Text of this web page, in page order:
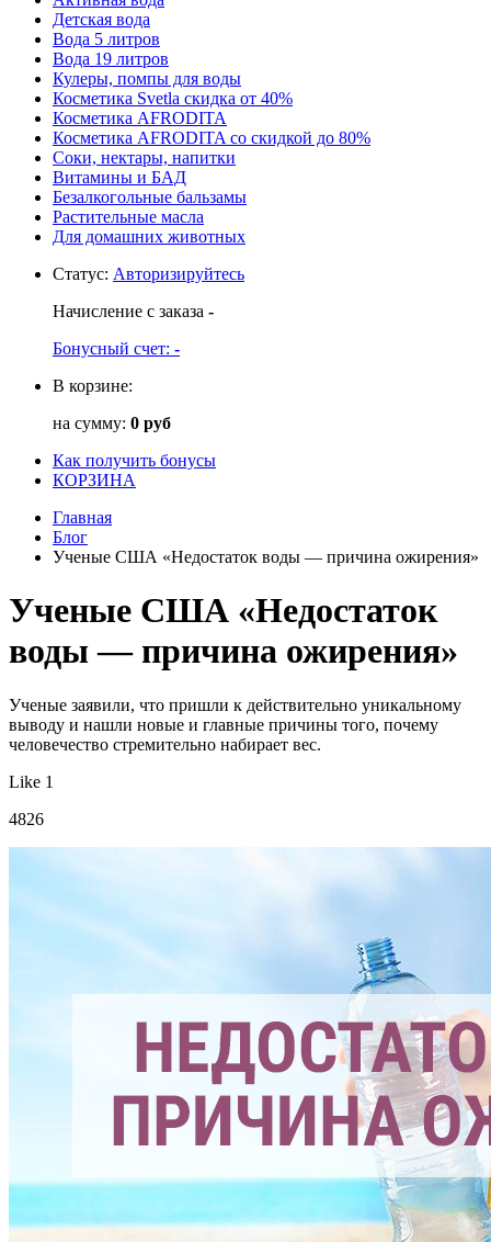
Детская вода
Вода 5 литров
Вода 19 литров
Кулеры, помпы для воды
Косметика Svetla скидка от 40%
Косметика AFRODITA
Косметика AFRODITA со скидкой до 80%
Соки, нектары, напитки
Витамины и БАД
Безалкогольные бальзамы
Растительные масла
Для домашних животных
Статус: Авторизируйтесь
Начисление с заказа -
Бонусный счет: -
В корзине:
на сумму: 0 руб
Как получить бонусы
КОРЗИНА
Главная
Блог
Ученые США «Недостаток воды — причина ожирения»
Ученые США «Недостаток
воды — причина ожирения»
Ученые заявили, что пришли к действительно уникальному
выводу и нашли новые и главные причины того, почему
человечество стремительно набирает вес.
Like 1
4826